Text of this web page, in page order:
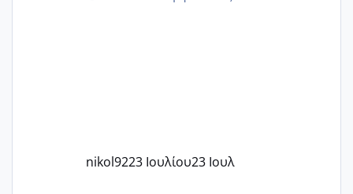
στην 27η εβδομάδα και προσπαθώ 7
nikol9223 Ιουλίου23 Ιουλ